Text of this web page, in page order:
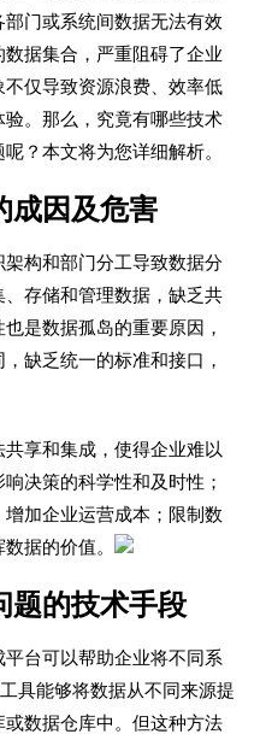
门或系统间数据无法有效
据集合，严重阻碍了企业
仅导致资源浪费、效率低
。那么，究竟有哪些技术
？本文将为您详细解析。
成因及危害
架构和部门分工导致数据分
存储和管理数据，缺乏共
是数据孤岛的重要原因，
缺乏统一的标准和接口，
共享和集成，使得企业难以
决策的科学性和及时性；
加企业运营成本；限制数
据的价值。
题的技术手段
平台可以帮助企业将不同系
具能够将数据从不同来源提
数据仓库中。但这种方法